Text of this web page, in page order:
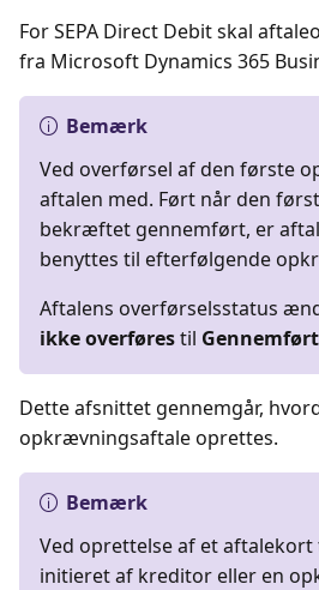
For SEPA Direct Debit skal
fra Microsoft Dynamics 365
Bemærk
Ved overførsel af den første
aftalen med. Ført når den
bekræftet gennemført, er
benyttes til efterfølgende
Aftalens overførselsstatus
ikke overførestil Gennemført
Dette afsnittet gennemgår,
opkrævningsaftale oprettes.
Bemærk
Ved oprettelse af et aftalekort
initieret af kreditor eller en